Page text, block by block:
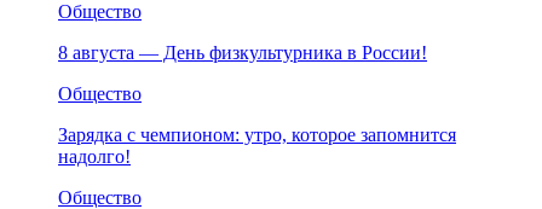
Общество
8 августа — День физкультурника в России!
Общество
Зарядка с чемпионом: утро, которое запомнится
надолго!
Общество